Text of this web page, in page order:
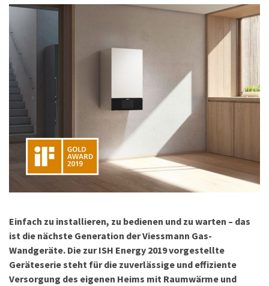
Einfach zu installieren, zu bedienen und zu warten – das
ist die nächste Generation der Viessmann Gas-
Wandgeräte. Die zur ISH Energy 2019 vorgestellte
Geräteserie steht für die zuverlässige und effiziente
Versorgung des eigenen Heims mit Raumwärme und